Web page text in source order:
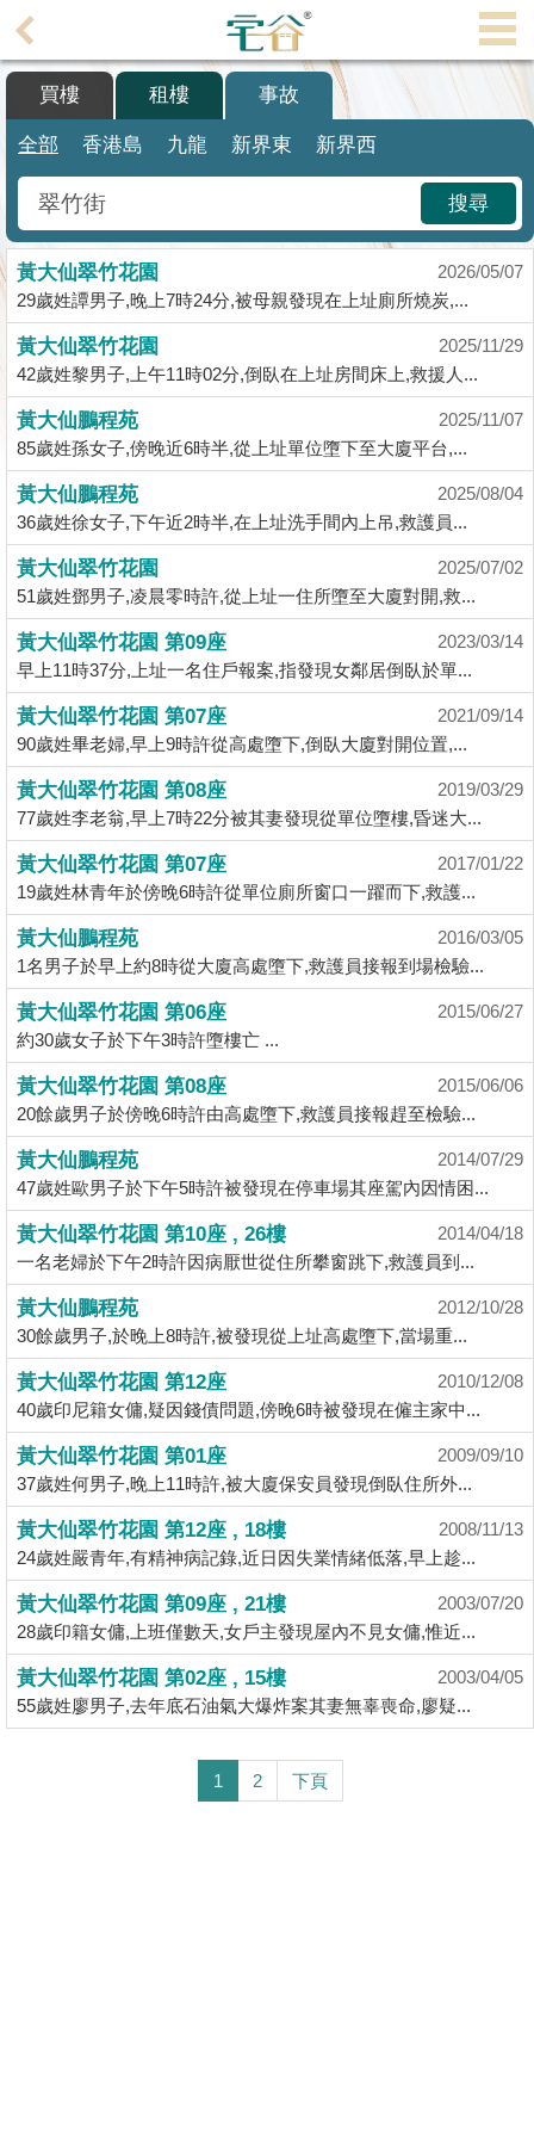
理
主
搵
樓/
成
交
業
主
放
盤
宅
谷
按
揭
地
產
博
客
地
產
新
聞
數
據
公
佈
置
業
手
冊
關
於
我
們
買樓 租樓 事故
全部 香港島 九龍 新界東 新界西
搜尋
黃大仙翠竹花園
2026/05/07
29歲姓譚男子,晚上7時24分,被母親發現在上址廁所燒炭,...
黃大仙翠竹花園
2025/11/29
42歲姓黎男子,上午11時02分,倒臥在上址房間床上,救援人...
黃大仙鵬程苑
2025/11/07
85歲姓孫女子,傍晚近6時半,從上址單位墮下至大廈平台,...
黃大仙鵬程苑
2025/08/04
36歲姓徐女子,下午近2時半,在上址洗手間內上吊,救護員...
黃大仙翠竹花園
2025/07/02
51歲姓鄧男子,凌晨零時許,從上址一住所墮至大廈對開,救...
黃大仙翠竹花園 第09座
2023/03/14
早上11時37分,上址一名住戶報案,指發現女鄰居倒臥於單...
黃大仙翠竹花園 第07座
2021/09/14
90歲姓畢老婦,早上9時許從高處墮下,倒臥大廈對開位置,...
黃大仙翠竹花園 第08座
2019/03/29
77歲姓李老翁,早上7時22分被其妻發現從單位墮樓,昏迷大...
黃大仙翠竹花園 第07座
2017/01/22
19歲姓林青年於傍晚6時許從單位廁所窗口一躍而下,救護...
黃大仙鵬程苑
2016/03/05
1名男子於早上約8時從大廈高處墮下,救護員接報到場檢驗...
黃大仙翠竹花園 第06座
2015/06/27
約30歲女子於下午3時許墮樓亡 ...
黃大仙翠竹花園 第08座
2015/06/06
20餘歲男子於傍晚6時許由高處墮下,救護員接報趕至檢驗...
黃大仙鵬程苑
2014/07/29
47歲姓歐男子於下午5時許被發現在停車場其座駕內因情困...
黃大仙翠竹花園 第10座 , 26樓
2014/04/18
一名老婦於下午2時許因病厭世從住所攀窗跳下,救護員到...
黃大仙鵬程苑
2012/10/28
30餘歲男子,於晚上8時許,被發現從上址高處墮下,當場重...
黃大仙翠竹花園 第12座
2010/12/08
40歲印尼籍女傭,疑因錢債問題,傍晚6時被發現在僱主家中...
黃大仙翠竹花園 第01座
2009/09/10
37歲姓何男子,晚上11時許,被大廈保安員發現倒臥住所外...
黃大仙翠竹花園 第12座 , 18樓
2008/11/13
24歲姓嚴青年,有精神病記錄,近日因失業情緒低落,早上趁...
黃大仙翠竹花園 第09座 , 21樓
2003/07/20
28歲印籍女傭,上班僅數天,女戶主發現屋內不見女傭,惟近...
黃大仙翠竹花園 第02座 , 15樓
2003/04/05
55歲姓廖男子,去年底石油氣大爆炸案其妻無辜喪命,廖疑...
1 2 下頁